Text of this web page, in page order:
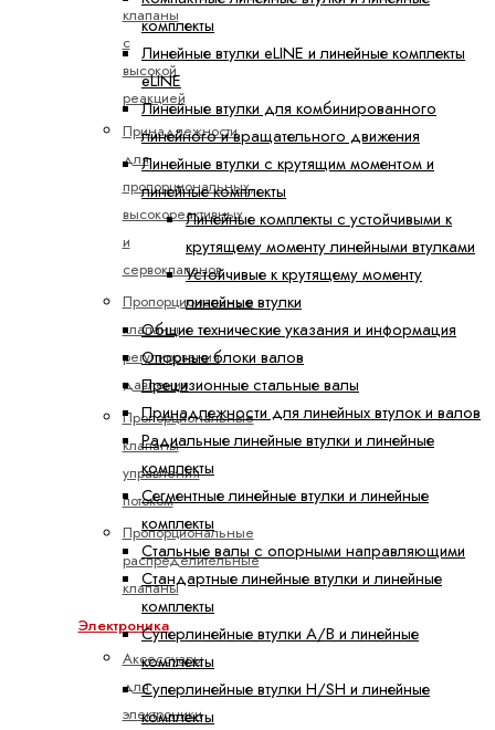
клапаны
с
высокой
реакцией
Принадлежности
для
пропорциональных,
высокореактивных
и
сервоклапанов
Пропорциональные
клапаны
регулирования
давления
Пропорциональные
клапаны
управления
потоком
Пропорциональные
распределительные
клапаны
Электроника
Аксессуары
для
электроники
комплекты
Линейные втулки eLINE и линейные комплекты
eLINE
Линейные втулки для комбинированного
линейного и вращательного движения
Линейные втулки с крутящим моментом и
линейные комплекты
Линейные комплекты с устойчивыми к
крутящему моменту линейными втулками
Устойчивые к крутящему моменту
линейные втулки
Общие технические указания и информация
Опорные блоки валов
Прецизионные стальные валы
Принадлежности для линейных втулок и валов
Радиальные линейные втулки и линейные
комплекты
Сегментные линейные втулки и линейные
комплекты
Стальные валы с опорными направляющими
Стандартные линейные втулки и линейные
комплекты
Суперлинейные втулки A/B и линейные
комплекты
Суперлинейные втулки H/SH и линейные
комплекты